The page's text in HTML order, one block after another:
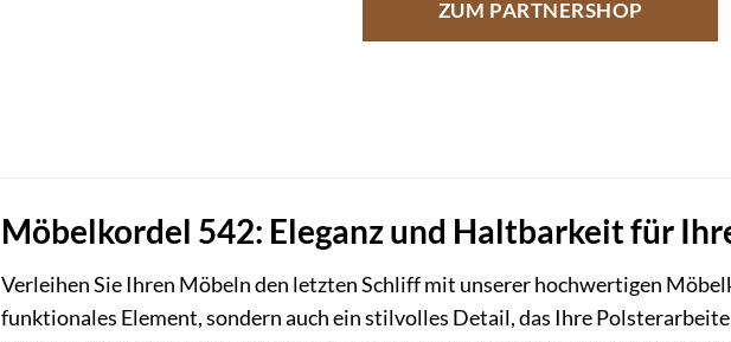
ZUM PARTNERSHOP
Möbelkordel 542: Eleganz und Haltbarkeit für
Verleihen Sie Ihren Möbeln den letzten Schliff mit unserer hochwertigen
funktionales Element, sondern auch ein stilvolles Detail, das Ihre